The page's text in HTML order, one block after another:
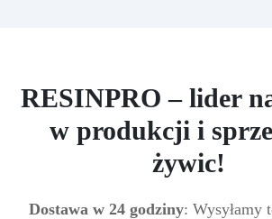
RESINPRO – lider
w produkcji i
żywic!
Dostawa w 24 godziny: Wysyłamy